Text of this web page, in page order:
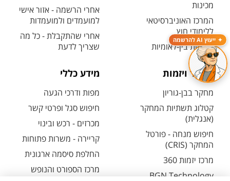
ייעוץ AI להרשמה
מכינות
המרכז האוניברסיטאי
ללימודי חוץ
תוכניות בין-לאומיות
אחרי הרשמה - אזור אישי
למועמדים ולמועמדות
אחרי שהתקבלת - כל מה
שצריך לדעת
מחקר ויזמות
מחקר בבן-גוריון
קטלוג תשתיות המחקר
(אנגלית)
חיפוש מנחה - פורטל
המחקר (CRIS)
מרכז יזמות 360
BGN Technology
מידע כללי
מפות ודרכי הגעה
חיפוש סגל ופרטי קשר
מכרזים - רכש ובינוי
קריירה - משרות פתוחות
החלפת סיסמה ארגונית
מרכז הספורט והנופש